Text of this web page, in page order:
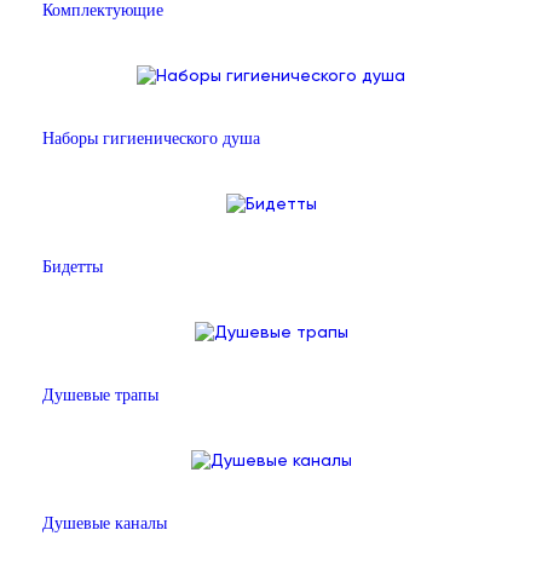
Комплектующие
Наборы гигиенического душа
Бидетты
Душевые трапы
Душевые каналы